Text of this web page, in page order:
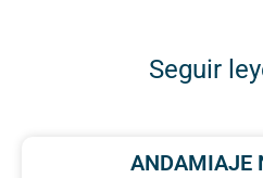
Seguir
ANDAMIAJE